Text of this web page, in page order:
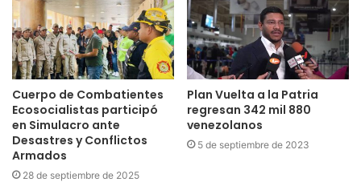
Cuerpo de Combatientes
Ecosocialistas participó
en Simulacro ante
Desastres y Conflictos
Armados
28 de septiembre de 2025
Plan Vuelta a la Patria
regresan 342 mil 880
venezolanos
5 de septiembre de 2023